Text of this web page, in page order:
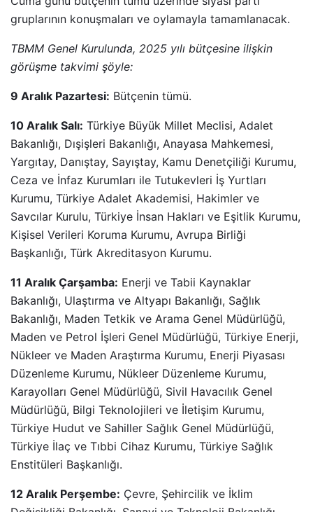
gruplarının konuşmaları ve oylamayla tamamlanacak.
TBMM Genel Kurulunda, 2025 yılı bütçesine ilişkin
görüşme takvimi şöyle:
9 Aralık Pazartesi: Bütçenin tümü.
10 Aralık Salı: Türkiye Büyük Millet Meclisi, Adalet
Bakanlığı, Dışişleri Bakanlığı, Anayasa Mahkemesi,
Yargıtay, Danıştay, Sayıştay, Kamu Denetçiliği Kurumu,
Ceza ve İnfaz Kurumları ile Tutukevleri İş Yurtları
Kurumu, Türkiye Adalet Akademisi, Hakimler ve
Savcılar Kurulu, Türkiye İnsan Hakları ve Eşitlik Kurumu,
Kişisel Verileri Koruma Kurumu, Avrupa Birliği
Başkanlığı, Türk Akreditasyon Kurumu.
11 Aralık Çarşamba: Enerji ve Tabii Kaynaklar
Bakanlığı, Ulaştırma ve Altyapı Bakanlığı, Sağlık
Bakanlığı, Maden Tetkik ve Arama Genel Müdürlüğü,
Maden ve Petrol İşleri Genel Müdürlüğü, Türkiye Enerji,
Nükleer ve Maden Araştırma Kurumu, Enerji Piyasası
Düzenleme Kurumu, Nükleer Düzenleme Kurumu,
Karayolları Genel Müdürlüğü, Sivil Havacılık Genel
Müdürlüğü, Bilgi Teknolojileri ve İletişim Kurumu,
Türkiye Hudut ve Sahiller Sağlık Genel Müdürlüğü,
Türkiye İlaç ve Tıbbi Cihaz Kurumu, Türkiye Sağlık
Enstitüleri Başkanlığı.
12 Aralık Perşembe: Çevre, Şehircilik ve İklim